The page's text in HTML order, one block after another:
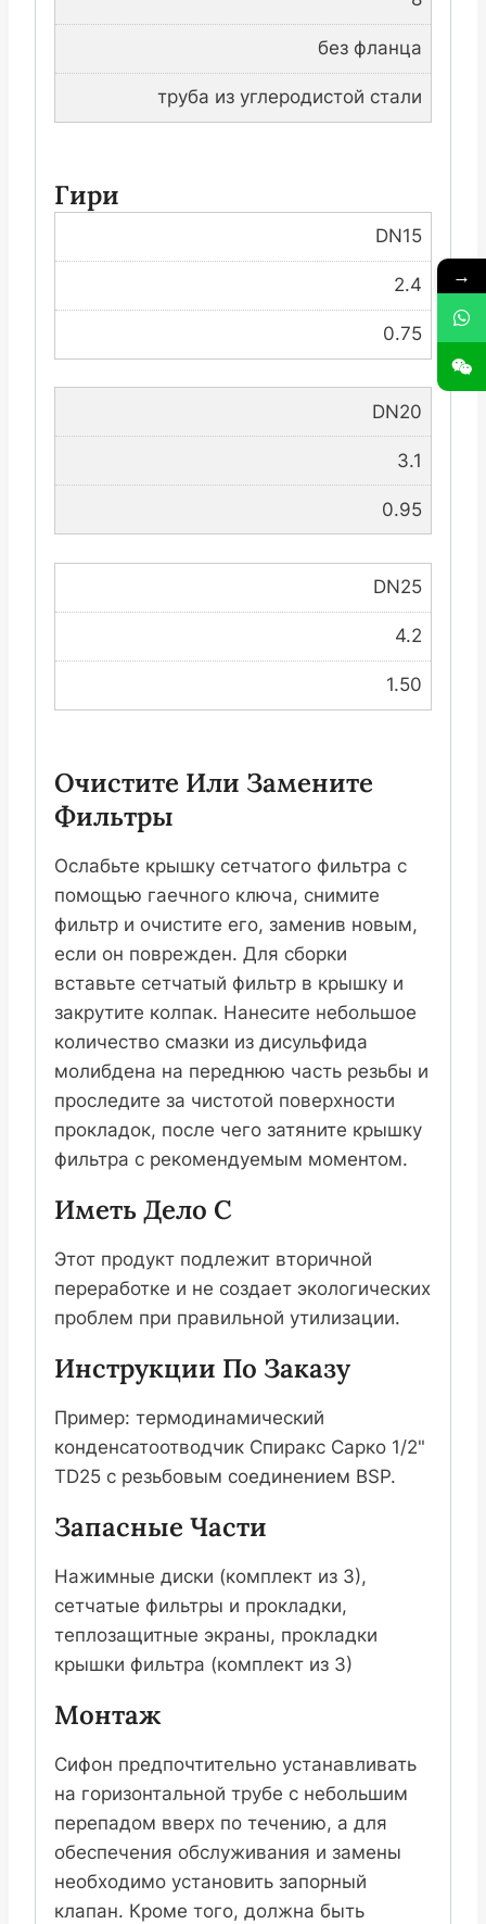
без фланца
труба из углеродистой стали
Гири
DN15
2.4
0.75
DN20
3.1
0.95
DN25
4.2
1.50
Очистите Или Замените
Фильтры
Ослабьте крышку сетчатого фильтра с
помощью гаечного ключа, снимите
фильтр и очистите его, заменив новым,
если он поврежден. Для сборки
вставьте сетчатый фильтр в крышку и
закрутите колпак. Нанесите небольшое
количество смазки из дисульфида
молибдена на переднюю часть резьбы и
проследите за чистотой поверхности
прокладок, после чего затяните крышку
фильтра с рекомендуемым моментом.
Иметь Дело С
Этот продукт подлежит вторичной
переработке и не создает экологических
проблем при правильной утилизации.
Инструкции По Заказу
Пример: термодинамический
конденсатоотводчик Спиракс Сарко 1/2"
TD25 с резьбовым соединением BSP.
Запасные Части
Нажимные диски (комплект из 3),
сетчатые фильтры и прокладки,
теплозащитные экраны, прокладки
крышки фильтра (комплект из 3)
Монтаж
Сифон предпочтительно устанавливать
на горизонтальной трубе с небольшим
перепадом вверх по течению, а для
обеспечения обслуживания и замены
необходимо установить запорный
клапан. Кроме того, должна быть
→